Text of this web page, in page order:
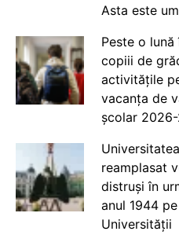
Asta este
Peste o
copiii de
activitățile
vacanța de
școlar
reamplasat
distruși în
anul 1944
Universității